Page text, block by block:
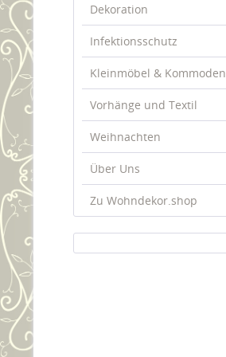
Dekoration
Infektionsschutz
Kleinmöbel & Kommoden
Vorhänge und Textil
Weihnachten
Über Uns
Zu Wohndekor.shop